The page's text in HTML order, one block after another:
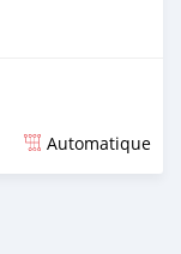
Automatique